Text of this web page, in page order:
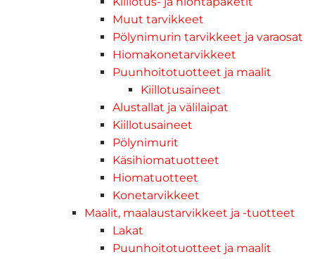
Muut tarvikkeet
Pölynimurin tarvikkeet ja varaosat
Hiomakonetarvikkeet
Puunhoitotuotteet ja maalit
Kiillotusaineet
Alustallat ja välilaipat
Kiillotusaineet
Pölynimurit
Käsihiomatuotteet
Hiomatuotteet
Konetarvikkeet
Maalit, maalaustarvikkeet ja -tuotteet
Lakat
Puunhoitotuotteet ja maalit